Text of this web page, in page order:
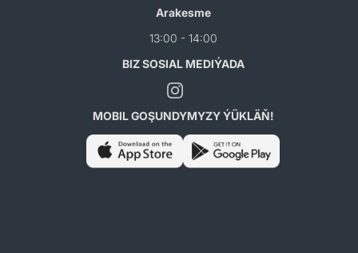
Arakesme
13:00 - 14:00
BIZ SOSIAL MEDIÝADA
MOBIL GOŞUNDYMYZY ÝÜKLÄŇ!